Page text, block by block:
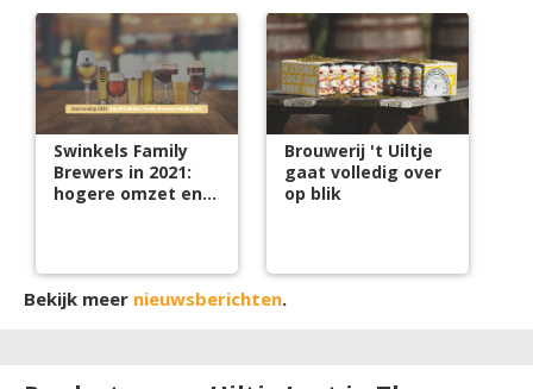
Swinkels Family
Brewers in 2021:
hogere omzet en
Brouwerij 't Uiltje
gaat volledig over
op blik
Bekijk meer nieuwsberichten.